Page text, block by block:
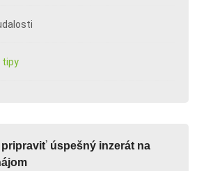
tipy
úspešný inzerát na